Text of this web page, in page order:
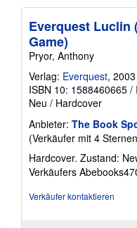
Everquest Luclin
Game)
Pryor, Anthony
Verlag: Everquest, 2003
ISBN 10: 1588460665 /
Neu / Hardcover
Anbieter: The Book
(Verkäufer mit 4
Hardcover. Zustand:
Verkäufers
Verkäufer kontaktieren